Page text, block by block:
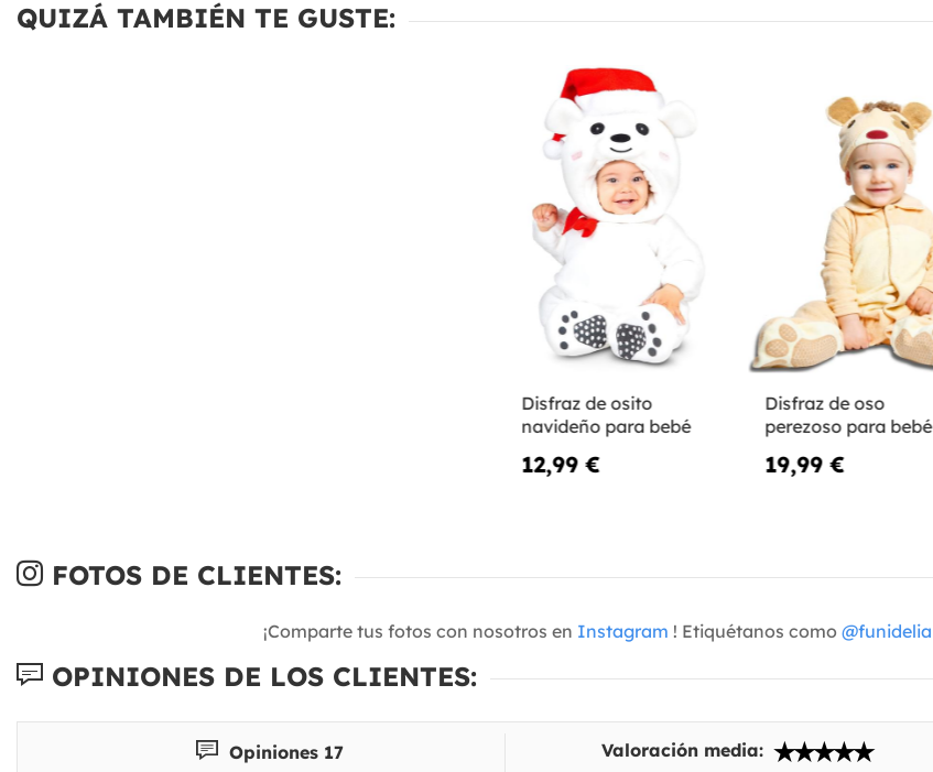
QUIZÁ TAMBIÉN TE GUSTE:
Disfraz de osito
navideño para bebé
12,99 €
Disfraz de oso
perezoso para bebé
19,99 €
FOTOS DE CLIENTES:
¡Comparte tus fotos con nosotros en Instagram ! Etiquétanos como @funidelia
OPINIONES DE LOS CLIENTES:
Opiniones 17 Valoración media: